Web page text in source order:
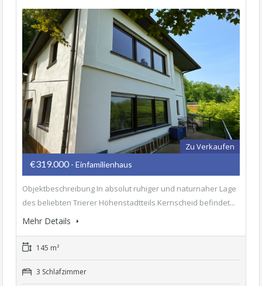
Zu Verkaufen
€319.000 - Einfamilienhaus
Objektbeschreibung In absolut ruhiger und naturnaher Lage
des beliebten Trierer Höhenstadtteils Kernscheid befindet...
Mehr Details
145 m²
3 Schlafzimmer